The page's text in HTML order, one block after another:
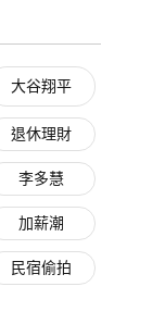
大谷翔平
退休理財
李多慧
加薪潮
民宿偷拍